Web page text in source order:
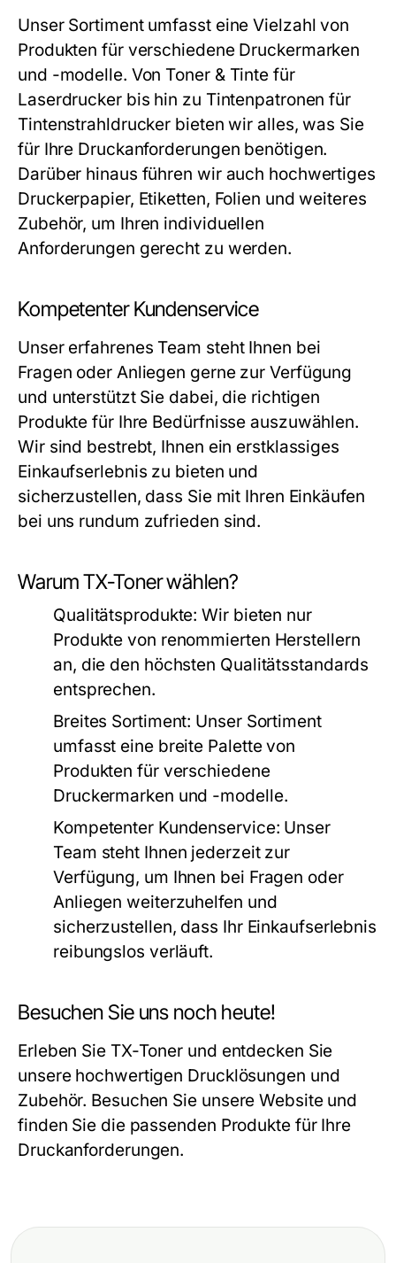
Unser Sortiment umfasst eine Vielzahl von
Produkten für verschiedene Druckermarken
und -modelle. Von Toner & Tinte für
Laserdrucker bis hin zu Tintenpatronen für
Tintenstrahldrucker bieten wir alles, was Sie
für Ihre Druckanforderungen benötigen.
Darüber hinaus führen wir auch hochwertiges
Druckerpapier, Etiketten, Folien und weiteres
Zubehör, um Ihren individuellen
Anforderungen gerecht zu werden.
Kompetenter Kundenservice
Unser erfahrenes Team steht Ihnen bei
Fragen oder Anliegen gerne zur Verfügung
und unterstützt Sie dabei, die richtigen
Produkte für Ihre Bedürfnisse auszuwählen.
Wir sind bestrebt, Ihnen ein erstklassiges
Einkaufserlebnis zu bieten und
sicherzustellen, dass Sie mit Ihren Einkäufen
bei uns rundum zufrieden sind.
Warum TX-Toner wählen?
Qualitätsprodukte: Wir bieten nur
Produkte von renommierten Herstellern
an, die den höchsten Qualitätsstandards
entsprechen.
Breites Sortiment: Unser Sortiment
umfasst eine breite Palette von
Produkten für verschiedene
Druckermarken und -modelle.
Kompetenter Kundenservice: Unser
Team steht Ihnen jederzeit zur
Verfügung, um Ihnen bei Fragen oder
Anliegen weiterzuhelfen und
sicherzustellen, dass Ihr Einkaufserlebnis
reibungslos verläuft.
Besuchen Sie uns noch heute!
Erleben Sie TX-Toner und entdecken Sie
unsere hochwertigen Drucklösungen und
Zubehör. Besuchen Sie unsere Website und
finden Sie die passenden Produkte für Ihre
Druckanforderungen.